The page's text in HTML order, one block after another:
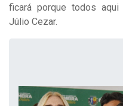
ficará porque todos aqui
Júlio Cezar.